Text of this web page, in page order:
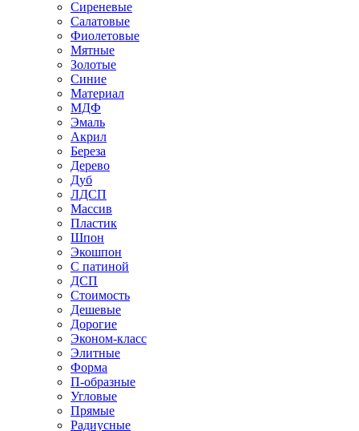
Сиреневые
Салатовые
Фиолетовые
Мятные
Золотые
Синие
Материал
МДФ
Эмаль
Акрил
Береза
Дерево
Дуб
ЛДСП
Массив
Пластик
Шпон
Экошпон
С патиной
ДСП
Стоимость
Дешевые
Дорогие
Эконом-класс
Элитные
Форма
П-образные
Угловые
Прямые
Радиусные